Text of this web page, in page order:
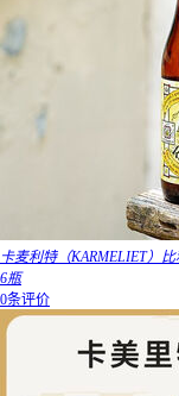
卡麦利特（KARMELIET）
6瓶
0条评价